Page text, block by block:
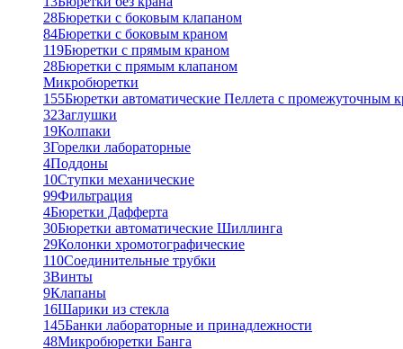
28Бюретки с боковым клапаном
84Бюретки с боковым краном
119Бюретки с прямым краном
28Бюретки с прямым клапаном
Микробюретки
155Бюретки автоматические Пеллета с промежуточным
32Заглушки
19Колпаки
3Горелки лабораторные
4Поддоны
10Ступки механические
99Фильтрация
4Бюретки Дафферта
30Бюретки автоматические Шиллинга
29Колонки хромотографические
110Соединительные трубки
3Винты
9Клапаны
16Шарики из стекла
145Банки лабораторные и принадлежности
48Микробюретки Банга